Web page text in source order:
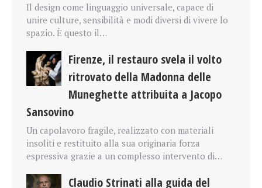
Il design come linguaggio universale, capace di
unire culture, sensibilità e modi diversi di vivere lo
spazio. È questo il…
Firenze, il restauro svela il volto
ritrovato della Madonna delle
Muneghette attribuita a Jacopo
Sansovino
Un capolavoro fragile, realizzato con materiali
insoliti e restituito alla sua originaria forza
espressiva grazie a un complesso intervento di…
Claudio Strinati alla guida del